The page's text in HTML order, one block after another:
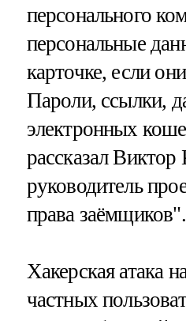
персонального
персональные
карточке, если
Пароли, ссылки,
электронных
рассказал
руководитель
права заёмщиков".
Хакерская атака
частных